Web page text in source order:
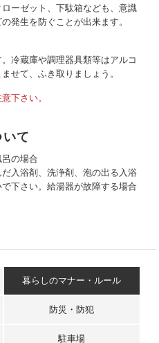
ーゼット、下駄箱なども、意識
発生を防ぐことが出来ます。
冷蔵庫や調理器具類等はアルコ
せて、ふき取りましょう。
下さい。
て
の場合
入浴剤、洗浄剤、泡の出る入浴
下さい。給湯器が故障する場合
暮らしのマナー・ルール
防災・防犯
駐車場